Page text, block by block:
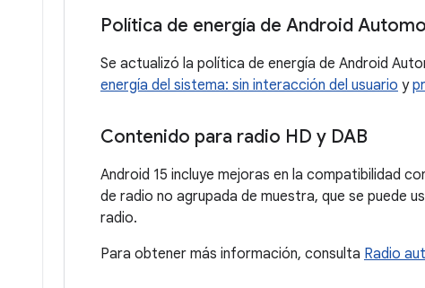
Política de energía de Android
Se actualizó la política de energía de Android
energía del sistema: sin interacción del usuario y
Contenido para radio HD y DAB
Android 15 incluye mejoras en la compatibilidad
de radio no agrupada de muestra, que se puede
radio.
Para obtener más información, consulta Radio